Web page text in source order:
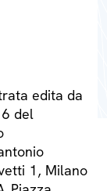
edita da
del
1, Milano